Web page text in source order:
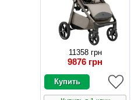
11358 грн
9876 грн